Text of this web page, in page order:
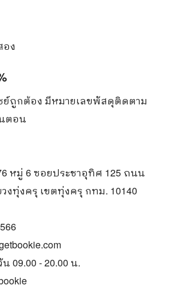
ง
ถูกต้อง มีหมายเลขพัสดุติดตาม
ตอน
หมู่ 6 ซอยประชาอุทิศ 125 ถนน
งทุ่งครุ เขตทุ่งครุ กทม. 10140
09.00 - 20.00 น.